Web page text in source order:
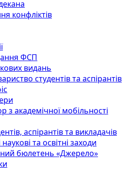
конфліктів
ФСП
видань
студентів та аспірантів
з академічної мобільності
аспірантів та викладачів
та освітні заходи
бюлетень «Джерело»